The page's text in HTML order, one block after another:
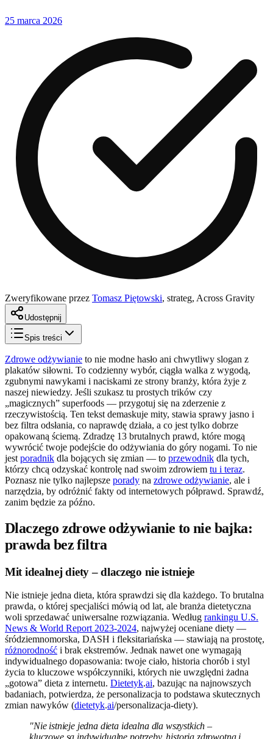
25 marca 2026
Zweryfikowane przez Tomasz Piętowski, strateg, Across Gravity
Udostępnij
Spis treści
Zdrowe odżywianie to nie modne hasło ani chwytliwy slogan z
plakatów siłowni. To codzienny wybór, ciągła walka z wygodą,
zgubnymi nawykami i naciskami ze strony branży, która żyje z
naszej niewiedzy. Jeśli szukasz tu prostych trików czy
„magicznych” superfoods — przygotuj się na zderzenie z
rzeczywistością. Ten tekst demaskuje mity, stawia sprawy jasno i
bez filtra odsłania, co naprawdę działa, a co jest tylko dobrze
opakowaną ściemą. Zdradzę 13 brutalnych prawd, które mogą
wywrócić twoje podejście do odżywiania do góry nogami. To nie
jest poradnik dla bojących się zmian — to przewodnik dla tych,
którzy chcą odzyskać kontrolę nad swoim zdrowiem tu i teraz.
Poznasz nie tylko najlepsze porady na zdrowe odżywianie, ale i
narzędzia, by odróżnić fakty od internetowych półprawd. Sprawdź,
zanim będzie za późno.
Dlaczego zdrowe odżywianie to nie bajka:
prawda bez filtra
Mit idealnej diety – dlaczego nie istnieje
Nie istnieje jedna dieta, która sprawdzi się dla każdego. To brutalna
prawda, o której specjaliści mówią od lat, ale branża dietetyczna
woli sprzedawać uniwersalne rozwiązania. Według rankingu U.S.
News & World Report 2023-2024, najwyżej oceniane diety —
śródziemnomorska, DASH i fleksitariańska — stawiają na prostotę,
różnorodność i brak ekstremów. Jednak nawet one wymagają
indywidualnego dopasowania: twoje ciało, historia chorób i styl
życia to kluczowe współczynniki, których nie uwzględni żadna
„gotowa” dieta z internetu. Dietetyk.ai, bazując na najnowszych
badaniach, potwierdza, że personalizacja to podstawa skutecznych
zmian nawyków (dietetyk.ai/personalizacja-diety).
"Nie istnieje jedna dieta idealna dla wszystkich –